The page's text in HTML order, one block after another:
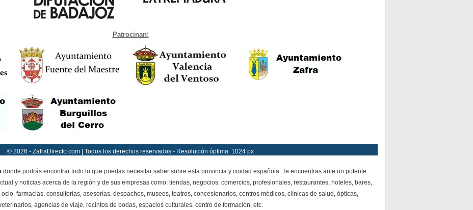
Patrocinan:
© 2026 - ZafraDirecto.com | Todos los derechos reservados - Resolución óptima: 1024 px
donde podrás encontrar todo lo que puedas necesitar saber sobre esta provincia y ciudad española. Te encuentras ante un potente
y noticias acerca de la región y de sus empresas como: tiendas, negocios, comercios, profesionales, restaurantes, hoteles, bares,
farmacias, consultorías, asesorías, despachos, museos, teatros, concesionarios, centros médicos, clínicas de salud, ópticas,
agencias de viaje, recintos de bodas, espacios culturales, centro de formación, etc.